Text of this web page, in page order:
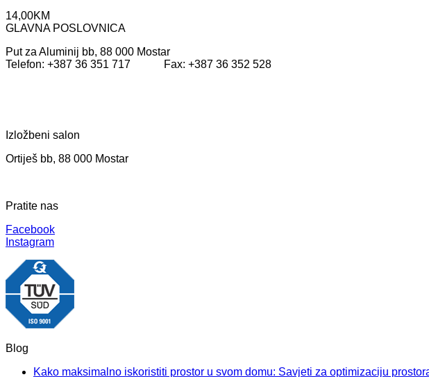
14,00KM
GLAVNA POSLOVNICA
Put za Aluminij bb, 88 000 Mostar
Telefon: +387 36 351 717 Fax: +387 36 352 528
Izložbeni salon
Ortiješ bb, 88 000 Mostar
Pratite nas
Facebook
Instagram
Blog
Kako maksimalno iskoristiti prostor u svom domu: Savjeti za optimizaciju